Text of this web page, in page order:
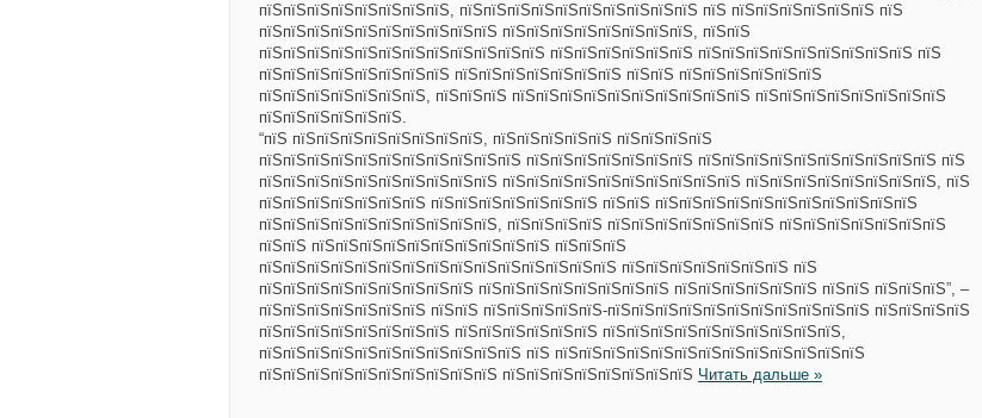
пїЅпїЅпїЅпїЅпїЅпїЅпїЅпїЅ, пїЅпїЅпїЅпїЅпїЅпїЅпїЅпїЅпїЅпїЅ пїЅ пїЅпїЅпїЅпїЅпїЅпїЅ пїЅ
пїЅпїЅпїЅпїЅпїЅпїЅпїЅпїЅпїЅпїЅ пїЅпїЅпїЅпїЅпїЅпїЅпїЅпїЅ, пїЅпїЅ
пїЅпїЅпїЅпїЅпїЅпїЅпїЅпїЅпїЅпїЅпїЅпїЅ пїЅпїЅпїЅпїЅпїЅпїЅ пїЅпїЅпїЅпїЅпїЅпїЅпїЅпїЅпїЅ пїЅ
пїЅпїЅпїЅпїЅпїЅпїЅпїЅпїЅ пїЅпїЅпїЅпїЅпїЅпїЅпїЅ пїЅпїЅ пїЅпїЅпїЅпїЅпїЅпїЅ
пїЅпїЅпїЅпїЅпїЅпїЅпїЅ, пїЅпїЅпїЅ пїЅпїЅпїЅпїЅпїЅпїЅпїЅпїЅпїЅпїЅ пїЅпїЅпїЅпїЅпїЅпїЅпїЅпїЅ
пїЅпїЅпїЅпїЅпїЅпїЅ.
“пїЅ пїЅпїЅпїЅпїЅпїЅпїЅпїЅпїЅ, пїЅпїЅпїЅпїЅпїЅ пїЅпїЅпїЅпїЅ
пїЅпїЅпїЅпїЅпїЅпїЅпїЅпїЅпїЅпїЅпїЅ пїЅпїЅпїЅпїЅпїЅпїЅпїЅ пїЅпїЅпїЅпїЅпїЅпїЅпїЅпїЅпїЅпїЅ пїЅ
пїЅпїЅпїЅпїЅпїЅпїЅпїЅпїЅпїЅпїЅ пїЅпїЅпїЅпїЅпїЅпїЅпїЅпїЅпїЅпїЅ пїЅпїЅпїЅпїЅпїЅпїЅпїЅпїЅ, пїЅ
пїЅпїЅпїЅпїЅпїЅпїЅпїЅ пїЅпїЅпїЅпїЅпїЅпїЅпїЅ пїЅпїЅ пїЅпїЅпїЅпїЅпїЅпїЅпїЅпїЅпїЅпїЅпїЅ
пїЅпїЅпїЅпїЅпїЅпїЅпїЅпїЅпїЅпїЅ, пїЅпїЅпїЅпїЅ пїЅпїЅпїЅпїЅпїЅпїЅпїЅ пїЅпїЅпїЅпїЅпїЅпїЅпїЅ
пїЅпїЅ пїЅпїЅпїЅпїЅпїЅпїЅпїЅпїЅпїЅпїЅ пїЅпїЅпїЅ
пїЅпїЅпїЅпїЅпїЅпїЅпїЅпїЅпїЅпїЅпїЅпїЅпїЅпїЅпїЅ пїЅпїЅпїЅпїЅпїЅпїЅпїЅ пїЅ
пїЅпїЅпїЅпїЅпїЅпїЅпїЅпїЅпїЅ пїЅпїЅпїЅпїЅпїЅпїЅпїЅпїЅ пїЅпїЅпїЅпїЅпїЅпїЅ пїЅпїЅ пїЅпїЅпїЅ”, –
пїЅпїЅпїЅпїЅпїЅпїЅпїЅ пїЅпїЅ пїЅпїЅпїЅпїЅпїЅ-пїЅпїЅпїЅпїЅпїЅпїЅпїЅпїЅпїЅпїЅпїЅ пїЅпїЅпїЅпїЅ
пїЅпїЅпїЅпїЅпїЅпїЅпїЅпїЅ пїЅпїЅпїЅпїЅпїЅпїЅ пїЅпїЅпїЅпїЅпїЅпїЅпїЅпїЅпїЅпїЅ,
пїЅпїЅпїЅпїЅпїЅпїЅпїЅпїЅпїЅпїЅпїЅ пїЅ пїЅпїЅпїЅпїЅпїЅпїЅпїЅпїЅпїЅпїЅпїЅпїЅпїЅ
пїЅпїЅпїЅпїЅпїЅпїЅпїЅпїЅпїЅпїЅ пїЅпїЅпїЅпїЅпїЅпїЅпїЅпїЅ Читать дальше »